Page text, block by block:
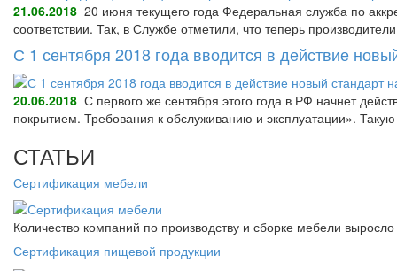
21.06.2018 20 июня текущего года Федеральная служба по
соответствии. Так, в Службе отметили, что теперь
С 1 сентября 2018 года вводится в действие
20.06.2018 С первого же сентября этого года в РФ начнет
покрытием. Требования к обслуживанию и эксплуатации».
СТАТЬИ
Сертификация мебели
Количество компаний по производству и сборке мебели
Сертификация пищевой продукции